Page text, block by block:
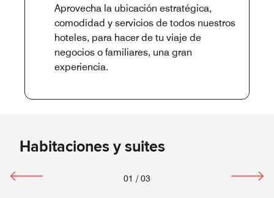
Aprovecha la ubicación estratégica,
comodidad y servicios de todos nuestros
hoteles, para hacer de tu viaje de
negocios o familiares, una gran
experiencia.
Habitaciones y suites
01 / 03